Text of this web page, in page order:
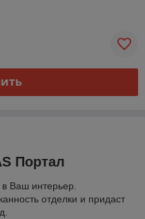
Портал
Ваш интерьер.
отделки и придаст